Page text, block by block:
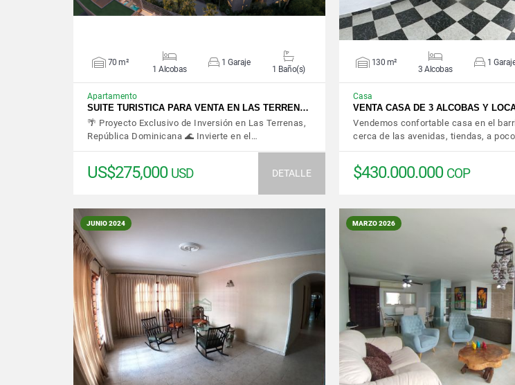
70 m²
1 Alcobas
1 Garaje
1 Baño(s)
Apartamento
SUITE TURISTICA PARA VENTA EN LAS TERREN…
🌴 Proyecto Exclusivo de Inversión en Las Terrenas,
República Dominicana 🌊 Invierte en el…
US$275,000 USD DETALLE
130 m²
3 Alcobas
1 Garaje
Casa
VENTA CASA DE 3 ALCOBAS Y
Vendemos confortable casa en el
cerca de las avenidas, tiendas, a
$430.000.000 COP
JUNIO 2024
VER DETALLES
MARZO 2026
VER DETALLES